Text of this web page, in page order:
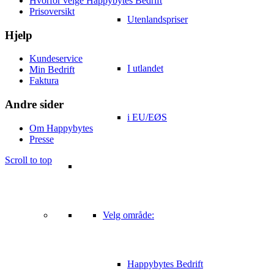
Utenlandspriser
I utlandet
i EU/EØS
Velg område:
Happybytes Bedrift
Prisoversikt
Hjelp
Kundeservice
Min Bedrift
Faktura
Andre sider
Om Happybytes
Presse
Scroll to top